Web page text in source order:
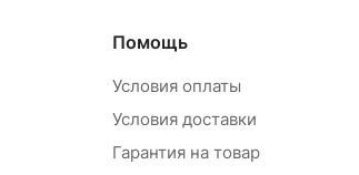
Помощь
Условия оплаты
Условия доставки
Гарантия на товар